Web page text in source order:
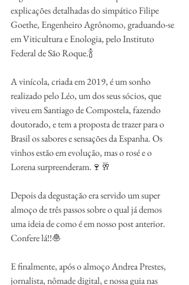
explicações detalhadas do simpático Filipe
Goethe, Engenheiro Agrônomo, graduando-se
em Viticultura e Enologia, pelo Instituto
Federal de São Roque.🍾
A vinícola, criada em 2019, é um sonho
realizado pelo Léo, um dos seus sócios, que
viveu em Santiago de Compostela, fazendo
doutorado, e tem a proposta de trazer para o
Brasil os sabores e sensações da Espanha. Os
vinhos estão em evolução, mas o rosé e o
Lorena surpreenderam.🍷🥂
Depois da degustação era servido um super
almoço de três passos sobre o qual já demos
uma ideia de como é em nosso post anterior.
Confere lá!!🧆
E finalmente, após o almoço Andrea Prestes,
jornalista, nômade digital, e nossa guia nas